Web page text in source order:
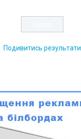
Подивитись результати